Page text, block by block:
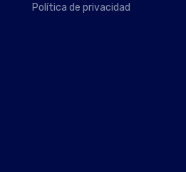
Política de privacidad